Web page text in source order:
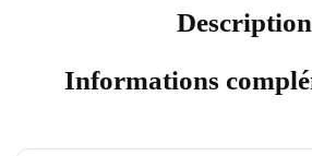
Description
Informations